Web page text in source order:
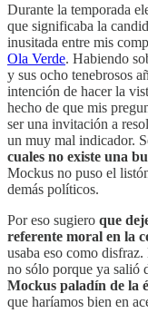
Durante la temporada
que significaba la
inusitada entre mis
Ola Verde. Habiendo
y sus ocho tenebrosos
intención de hacer la
hecho de que mis
ser una invitación a
un muy mal indicador.
cuales no existe una
Mockus no puso el
demás políticos.
Por eso sugiero que
referente moral en la
usaba eso como
no sólo porque ya salió
Mockus paladín de la
que haríamos bien en